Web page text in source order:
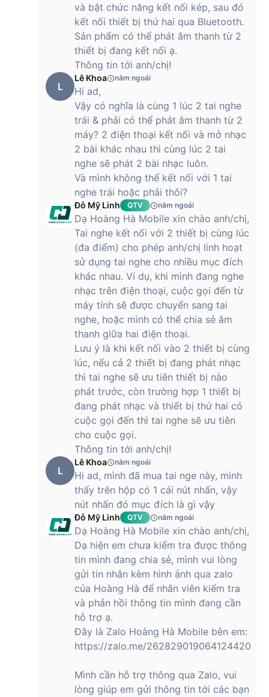
và bật chức năng kết nối kép, sau đó
kết nối thiết bị thứ hai qua Bluetooth.
Sản phẩm có thể phát âm thanh từ 2
thiết bị đang kết nối ạ.
Thông tin tới anh/chị!
L
Lê Khoa năm ngoái
Hi ad,
Vậy có nghĩa là cùng 1 lúc 2 tai nghe
trái & phải có thể phát âm thanh từ 2
máy? 2 điện thoại kết nối và mở nhạc
2 bài khác nhau thì cùng lúc 2 tai
nghe sẽ phát 2 bài nhạc luôn.
Và mình không thể kết nối với 1 tai
nghe trái hoặc phải thôi?
Đỗ Mỹ Linh QTV năm ngoái
Dạ Hoàng Hà Mobile xin chào anh/chị,
Tai nghe kết nối với 2 thiết bị cùng lúc
(đa điểm) cho phép anh/chị linh hoạt
sử dụng tai nghe cho nhiều mục đích
khác nhau. Ví dụ, khi mình đang nghe
nhạc trên điện thoại, cuộc gọi đến từ
máy tính sẽ được chuyển sang tai
nghe, hoặc mình có thể chia sẻ âm
thanh giữa hai điện thoại.
Lưu ý là khi kết nối vào 2 thiết bị cùng
lúc, nếu cả 2 thiết bị đang phát nhạc
thì tai nghe sẽ ưu tiên thiết bị nào
phát trước, còn trường hợp 1 thiết bị
đang phát nhạc và thiết bị thứ hai có
cuộc gọi đến thì tai nghe sẽ ưu tiên
cho cuộc gọi.
Thông tin tới anh/chị!
L
Lê Khoa năm ngoái
Hi ad, mình đã mua tai nge này, mình
thấy trên hộp có 1 cái nút nhấn, vậy
nút nhấn đó mục đích là gì vậy
Đỗ Mỹ Linh QTV năm ngoái
Dạ Hoàng Hà Mobile xin chào anh/chị,
Dạ hiện em chưa kiểm tra được thông
tin mình đang chia sẻ, mình vui lòng
gửi tin nhắn kèm hình ảnh qua zalo
của Hoàng Hà để nhân viên kiểm tra
và phản hồi thông tin mình đang cần
hỗ trợ ạ.
Đây là Zalo Hoàng Hà Mobile bên em:
https://zalo.me/262829019064124420
Mình cần hỗ trợ thông qua Zalo, vui
lòng giúp em gửi thông tin tới các bạn